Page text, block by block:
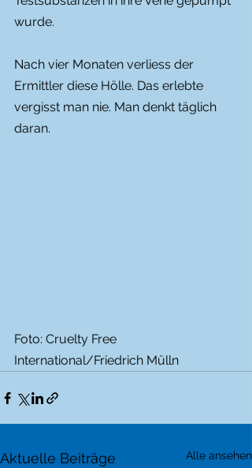
wurde.
Nach vier Monaten verliess der
Ermittler diese Hölle. Das erlebte
vergisst man nie. Man denkt täglich
daran.
Foto: Cruelty Free
International/Friedrich Mülln
Aktuelle Beiträge Alle ansehen